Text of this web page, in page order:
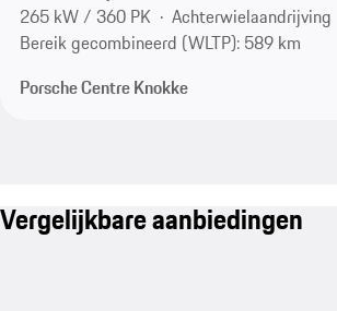
265 kW / 360 PK
Achterwielaandrijving
Bereik gecombineerd (WLTP): 589 km
Porsche Centre Knokke
Vergelijkbare aanbiedingen